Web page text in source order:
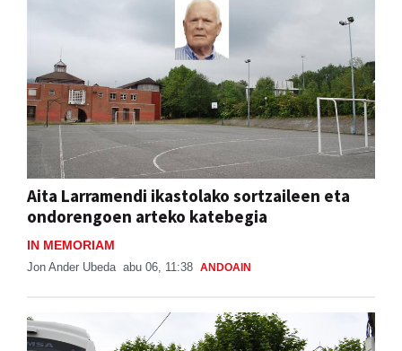
Aita Larramendi ikastolako sortzaileen eta
ondorengoen arteko katebegia
IN MEMORIAM
Jon Ander Ubeda abu 06, 11:38 ANDOAIN